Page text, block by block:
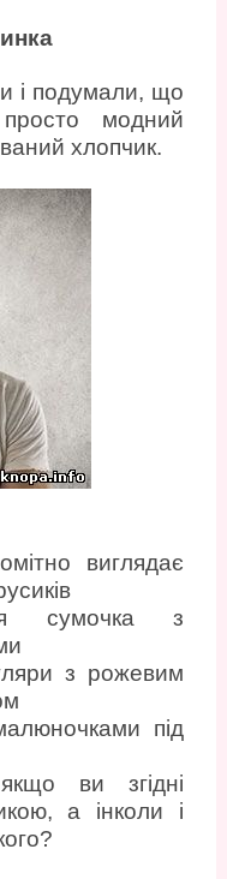
і подумали, що
модний
хлопчик.
виглядає
сумочка з
з рожевим
під
ви згідні
а інколи і